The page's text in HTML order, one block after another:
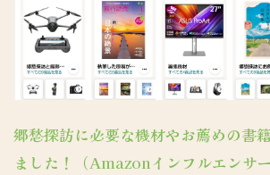
郷愁探訪に必要な機材やお薦めの書
ました！（Amazonインフルエンサ